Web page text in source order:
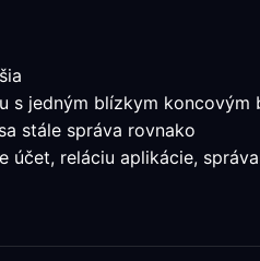
s jedným blízkym
stále správa rovnako
účet, reláciu aplikácie,